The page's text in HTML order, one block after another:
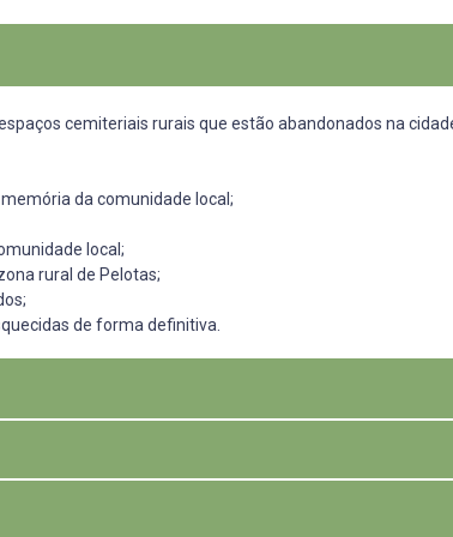
cemiteriais rurais que estão abandonados na
da comunidade local;
local;
rural de Pelotas;
de forma definitiva.
e de amnésia pela comunidade local, pelo
criados, elaborados, ou seja, voltados para o trabalho de
funcionam como semióforos, segundo Pomian (1997).
após identificar os túmulos que